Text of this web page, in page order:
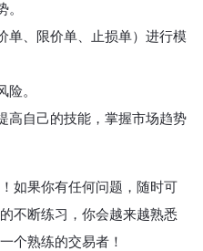
单、限价单、止损单）进行模
险。
高自己的技能，掌握市场趋势
如果你有任何问题，随时可
不断练习，你会越来越熟悉
个熟练的交易者！